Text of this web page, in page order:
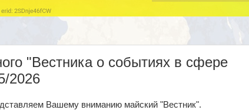
"Вестника о событиях в сфере
2026
Вашему вниманию майский "Вестник".